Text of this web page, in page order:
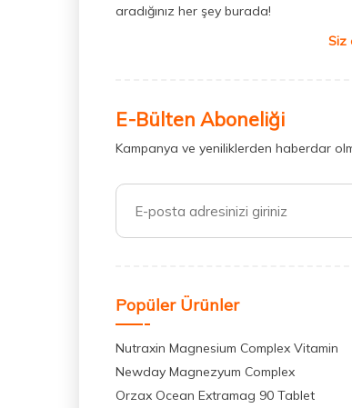
aradığınız her şey burada!
Siz
E-Bülten Aboneliği
Kampanya ve yeniliklerden haberdar
Popüler Ürünler
Nutraxin Magnesium Complex Vitamin
Newday Magnezyum Complex
Orzax Ocean Extramag 90 Tablet